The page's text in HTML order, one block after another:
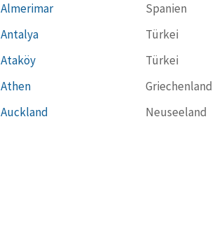
Almerimar
Spanien
Antalya
Türkei
Ataköy
Türkei
Athen
Griechenland
Auckland
Neuseeland